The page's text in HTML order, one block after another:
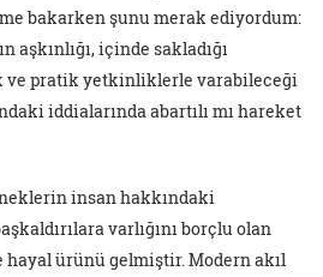
bakarken şunu merak ediyordum:
aşkınlığı, içinde sakladığı
ve pratik yetkinliklerle varabileceği
iddialarında abartılı mı hareket
insan hakkındaki
varlığını borçlu olan
hayal ürünü gelmiştir. Modern akıl